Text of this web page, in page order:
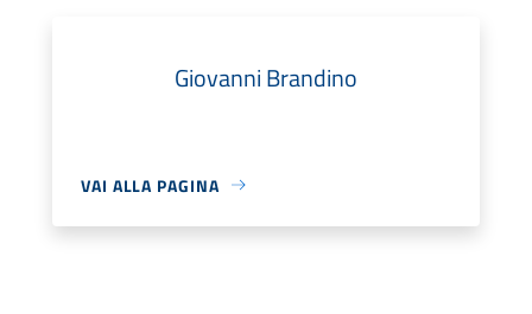
Giovanni Brandino
VAI ALLA PAGINA